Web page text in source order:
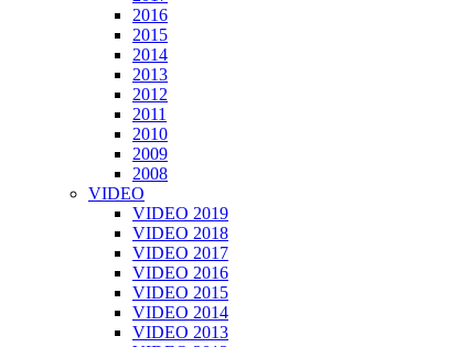
2016
2015
2014
2013
2012
2011
2010
2009
2008
VIDEO
VIDEO 2019
VIDEO 2018
VIDEO 2017
VIDEO 2016
VIDEO 2015
VIDEO 2014
VIDEO 2013